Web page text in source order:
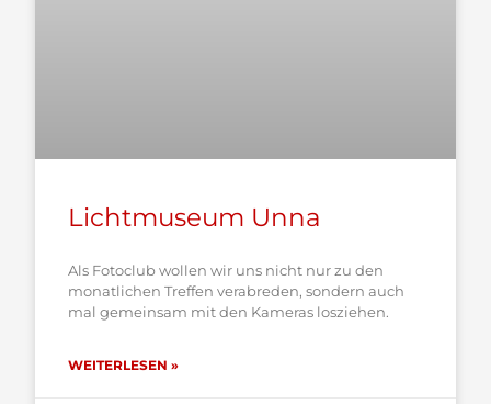
Lichtmuseum Unna
Als Fotoclub wollen wir uns nicht nur zu den
monatlichen Treffen verabreden, sondern auch
mal gemeinsam mit den Kameras losziehen.
WEITERLESEN »